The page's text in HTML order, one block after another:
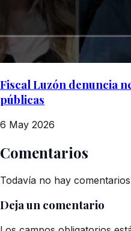
Fiscal Luzón denuncia
públicas
6 May 2026
Comentarios
Todavía no hay
Deja un comentario